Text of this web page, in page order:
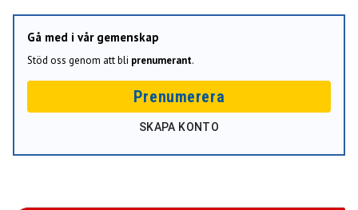
Gå med i vår gemenskap
Stöd oss genom att bli prenumerant.
Prenumerera
SKAPA KONTO